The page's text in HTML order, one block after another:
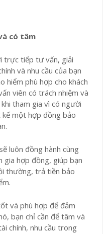
có tâm
trực tiếp tư vấn, giải
và nhu cầu của bạn
hiểm phù hợp cho khách
viên có trách nhiệm và
tham gia vì có người
một hợp đồng bảo
luôn đồng hành cùng
hợp đồng, giúp bạn
thường, trả tiền bảo
và phù hợp để đảm
bạn chỉ cần để tâm và
chính, nhu cầu trong